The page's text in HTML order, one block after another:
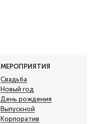
МЕРОПРИЯТИЯ
Свадьба
Новый год
День рождения
Выпускной
Корпоратив